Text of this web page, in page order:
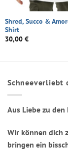
Shred, Succo &
Shirt
30,00 €
Schneeverliebt
Aus Liebe zu den
Wir können dich
bringen ein